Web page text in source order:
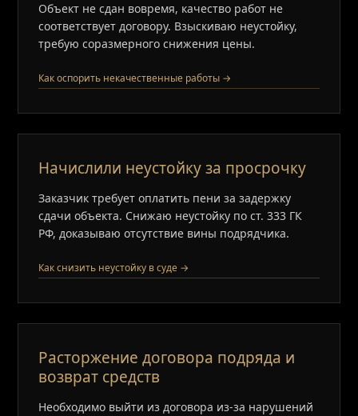
Объект не сдан вовремя, качество работ не
соответствует договору. Взыскиваю неустойку,
требую соразмерного снижения цены.
Как оспорить некачественные работы →
Начислили неустойку за просрочку
Заказчик требует оплатить пени за задержку
сдачи объекта. Снижаю неустойку по ст. 333 ГК
РФ, доказываю отсутствие вины подрядчика.
Как снизить неустойку в суде →
Расторжение договора подряда и
возврат средств
Необходимо выйти из договора из-за нарушений